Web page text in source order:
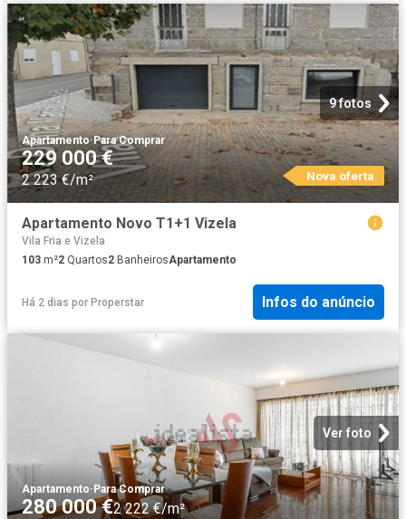
9 fotos
Apartamento· Para Comprar
229 000 €
2 223 €/m² Nova oferta
Apartamento Novo T1+1 Vizela
Vila Fria e Vizela
103 m²2 Quartos2 BanheirosApartamento
Há 2 dias por Properstar Infos do anúncio
Ver foto
Apartamento·Para Comprar
280 000 €2 222 €/m²